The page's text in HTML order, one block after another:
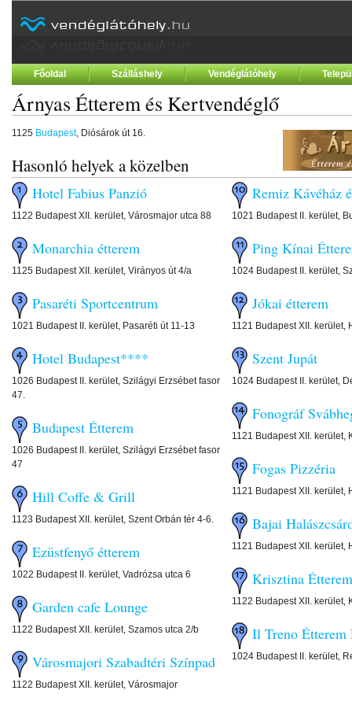
Főoldal Szálláshely Vendéglátóhely
Árnyas Étterem és Kertvendéglő
1125 Budapest, Diósárok út 16.
Hasonló helyek a közelben
Hotel Fabius Panzió
1122 Budapest XII. kerület, Városmajor utca 88
Monarchia étterem
1125 Budapest XII. kerület, Virányos út 4/a
Pasaréti Sportcentrum
1021 Budapest II. kerület, Pasaréti út 11-13
Hotel Budapest****
1026 Budapest II. kerület, Szilágyi Erzsébet fasor
47.
Budapest Étterem
1026 Budapest II. kerület, Szilágyi Erzsébet fasor
47
Hill Coffe & Grill
1123 Budapest XII. kerület, Szent Orbán tér 4-6.
Ezüstfenyő étterem
1022 Budapest II. kerület, Vadrózsa utca 6
Garden cafe Lounge
1122 Budapest XII. kerület, Szamos utca 2/b
Városmajori Szabadtéri Színpad
1122 Budapest XII. kerület, Városmajor
Remiz Kávéház
1021 Budapest II. kerület,
Ping Kínai
1024 Budapest II. kerület,
Jókai étterem
1121 Budapest XII. kerület,
Szent Jupát
1024 Budapest II. kerület,
Fonográf
1121 Budapest XII. kerület,
Fogas Pizzéria
1121 Budapest XII. kerület,
Bajai
1121 Budapest XII. kerület,
Krisztina
1122 Budapest XII. kerület,
Il Treno Étterem
1024 Budapest II. kerület,